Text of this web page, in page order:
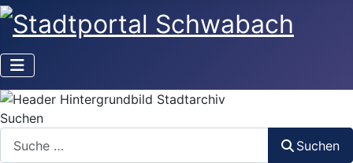
Suchen
Suchen